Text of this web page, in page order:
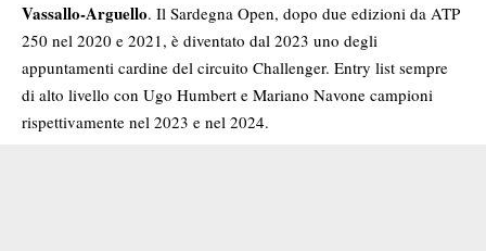
Vassallo-Arguello. Il Sardegna Open, dopo due edizioni da ATP
250 nel 2020 e 2021, è diventato dal 2023 uno degli
appuntamenti cardine del circuito Challenger. Entry list sempre
di alto livello con Ugo Humbert e Mariano Navone campioni
rispettivamente nel 2023 e nel 2024.